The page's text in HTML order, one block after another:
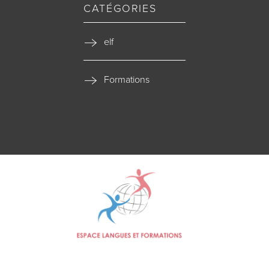
CATÉGORIES
elf
Formations